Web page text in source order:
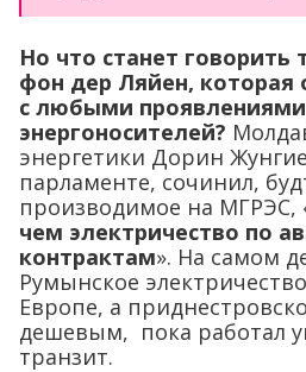
Но что станет говорить
фон дер Ляйен, которая
с любыми проявлениями
энергоносителей?
энергетики Дорин
парламенте, сочинил,
производимое на МГРЭС,
чем электричество по
контрактам». На самом
Румынское
Европе, а
дешевым, пока работал
транзит.